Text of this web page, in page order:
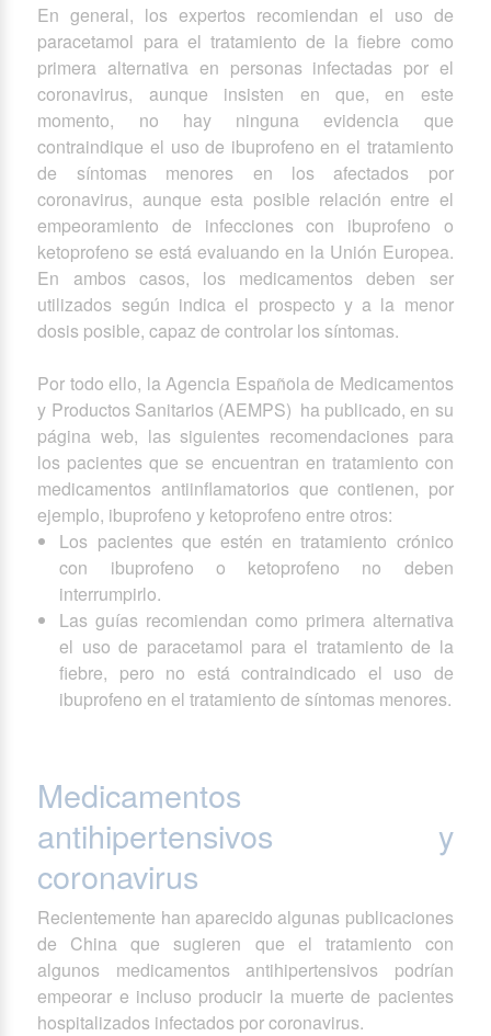
En general, los expertos recomiendan el uso de
paracetamol para el tratamiento de la fiebre como
primera alternativa en personas infectadas por el
coronavirus, aunque insisten en que, en este
momento, no hay ninguna evidencia que
contraindique el uso de ibuprofeno en el tratamiento
de síntomas menores en los afectados por
coronavirus, aunque esta posible relación entre el
empeoramiento de infecciones con ibuprofeno o
ketoprofeno se está evaluando en la Unión Europea.
En ambos casos, los medicamentos deben ser
utilizados según indica el prospecto y a la menor
dosis posible, capaz de controlar los síntomas.
Por todo ello, la Agencia Española de Medicamentos
y Productos Sanitarios (AEMPS) ha publicado, en su
página web, las siguientes recomendaciones para
los pacientes que se encuentran en tratamiento con
medicamentos antiinflamatorios que contienen, por
ejemplo, ibuprofeno y ketoprofeno entre otros:
Los pacientes que estén en tratamiento crónico
con ibuprofeno o ketoprofeno no deben
interrumpirlo.
Las guías recomiendan como primera alternativa
el uso de paracetamol para el tratamiento de la
fiebre, pero no está contraindicado el uso de
ibuprofeno en el tratamiento de síntomas menores.
Medicamentos
antihipertensivos y
coronavirus
Recientemente han aparecido algunas publicaciones
de China que sugieren que el tratamiento con
algunos medicamentos antihipertensivos podrían
empeorar e incluso producir la muerte de pacientes
hospitalizados infectados por coronavirus.